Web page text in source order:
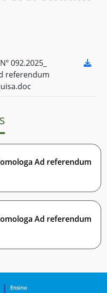
092.2025_
referendum
Ad referendum
Ad referendum
Ensino